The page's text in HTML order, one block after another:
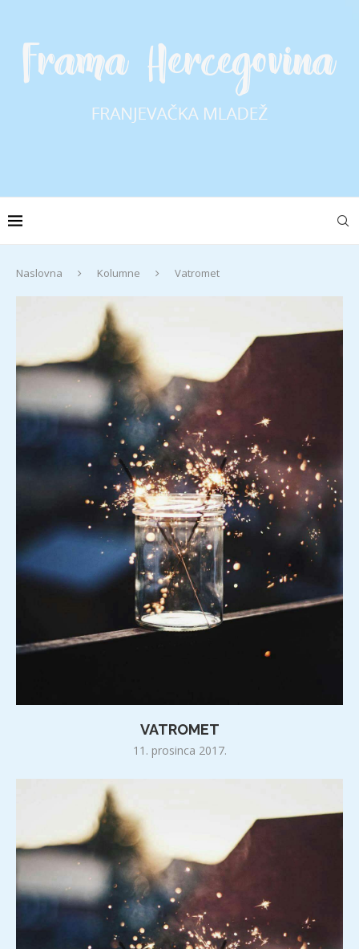
Naslovna Kolumne Vatromet
VATROMET
11. prosinca 2017.